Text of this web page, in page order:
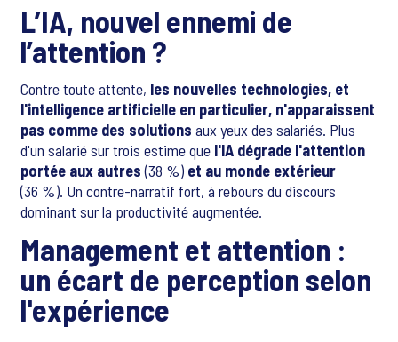
L’IA, nouvel ennemi de
l’attention ?
Contre toute attente, les nouvelles technologies, et
l'intelligence artificielle en particulier, n'apparaissent
pas comme des solutions aux yeux des salariés. Plus
d'un salarié sur trois estime que l'IA dégrade l'attention
portée aux autres(38 %) et au monde extérieur
(36 %). Un contre-narratif fort, à rebours du discours
dominant sur la productivité augmentée.
Management et attention :
un écart de perception selon
l'expérience